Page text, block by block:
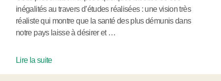
inégalités au travers d’études réalisées : une vision très
réaliste qui montre que la santé des plus démunis dans
notre pays laisse à désirer et …
Lire la suite